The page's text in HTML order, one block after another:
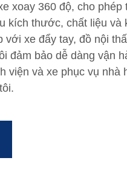
xoay 360 độ, cho
kích thước, chất liệu và
với xe đẩy tay, đồ nội
đảm bảo dễ dàng vận
viện và xe phục vụ nhà